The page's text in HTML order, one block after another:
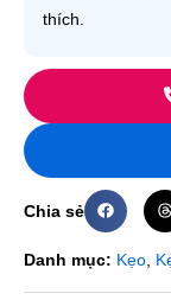
thích.
Chia sẻ
Danh mục: Kẹo